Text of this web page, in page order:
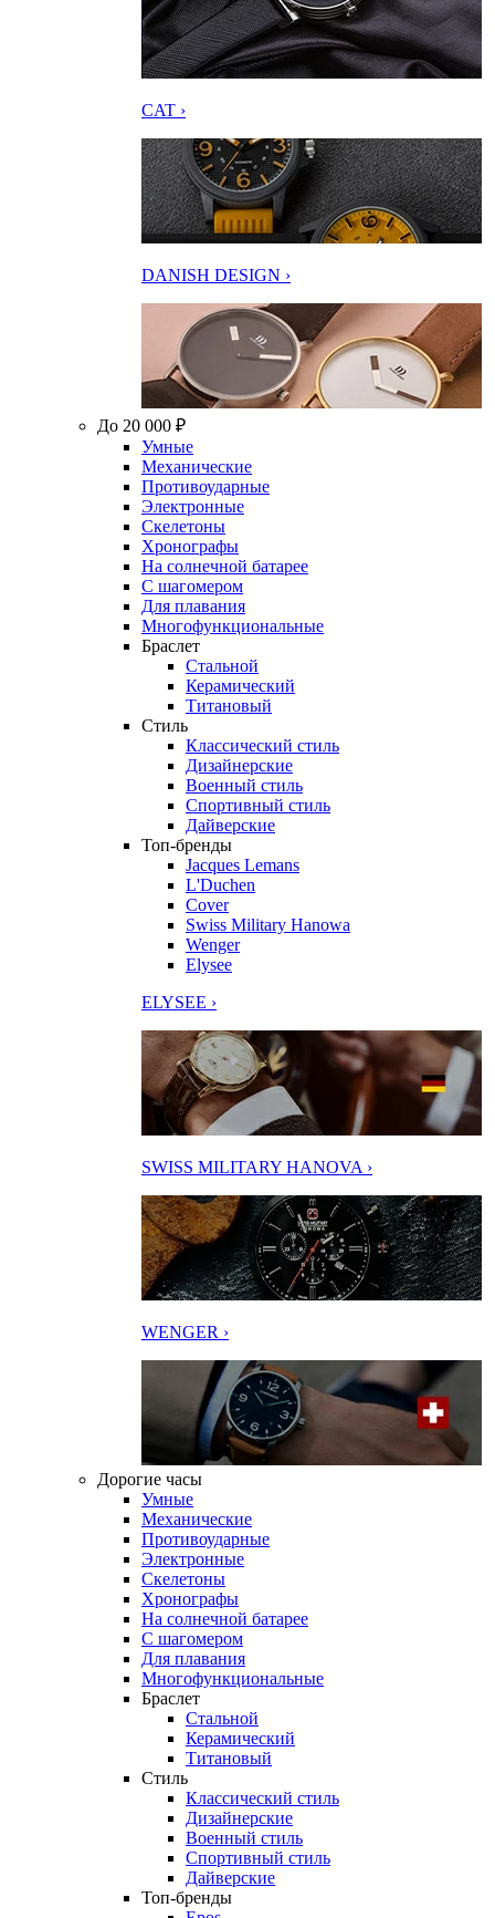
CAT ›
DANISH DESIGN ›
До 20 000 ₽
Умные
Механические
Противоударные
Электронные
Скелетоны
Хронографы
На солнечной батарее
С шагомером
Для плавания
Многофункциональные
Браслет
Стальной
Керамический
Титановый
Стиль
Классический стиль
Дизайнерские
Военный стиль
Спортивный стиль
Дайверские
Топ-бренды
Jacques Lemans
L'Duchen
Cover
Swiss Military Hanowa
Wenger
Elysee
ELYSEE ›
SWISS MILITARY HANOVA ›
WENGER ›
Дорогие часы
Умные
Механические
Противоударные
Электронные
Скелетоны
Хронографы
На солнечной батарее
С шагомером
Для плавания
Многофункциональные
Браслет
Стальной
Керамический
Титановый
Стиль
Классический стиль
Дизайнерские
Военный стиль
Спортивный стиль
Дайверские
Топ-бренды